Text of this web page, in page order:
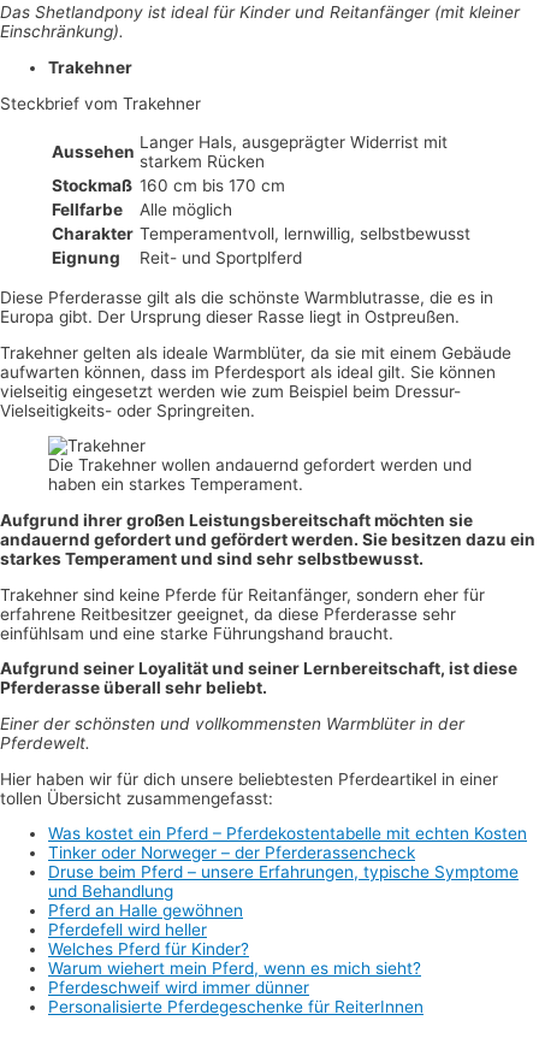
Das Shetlandpony ist ideal für Kinder und Reitanfänger (mit kleiner
Einschränkung).
Trakehner
Steckbrief vom Trakehner
Aussehen Langer Hals, ausgeprägter Widerrist mit
starkem Rücken
Stockmaß 160 cm bis 170 cm
Fellfarbe
Alle möglich
Charakter Temperamentvoll, lernwillig, selbstbewusst
Eignung
Reit- und Sportplferd
Diese Pferderasse gilt als die schönste Warmblutrasse, die es in
Europa gibt. Der Ursprung dieser Rasse liegt in Ostpreußen.
Trakehner gelten als ideale Warmblüter, da sie mit einem Gebäude
aufwarten können, dass im Pferdesport als ideal gilt. Sie können
vielseitig eingesetzt werden wie zum Beispiel beim Dressur-
Vielseitigkeits- oder Springreiten.
Die Trakehner wollen andauernd gefordert werden und
haben ein starkes Temperament.
Aufgrund ihrer großen Leistungsbereitschaft möchten sie
andauernd gefordert und gefördert werden. Sie besitzen dazu ein
starkes Temperament und sind sehr selbstbewusst.
Trakehner sind keine Pferde für Reitanfänger, sondern eher für
erfahrene Reitbesitzer geeignet, da diese Pferderasse sehr
einfühlsam und eine starke Führungshand braucht.
Aufgrund seiner Loyalität und seiner Lernbereitschaft, ist diese
Pferderasse überall sehr beliebt.
Einer der schönsten und vollkommensten Warmblüter in der
Pferdewelt.
Hier haben wir für dich unsere beliebtesten Pferdeartikel in einer
tollen Übersicht zusammengefasst:
Was kostet ein Pferd – Pferdekostentabelle mit echten Kosten
Tinker oder Norweger – der Pferderassencheck
Druse beim Pferd – unsere Erfahrungen, typische Symptome
und Behandlung
Pferd an Halle gewöhnen
Pferdefell wird heller
Welches Pferd für Kinder?
Warum wiehert mein Pferd, wenn es mich sieht?
Pferdeschweif wird immer dünner
Personalisierte Pferdegeschenke für ReiterInnen